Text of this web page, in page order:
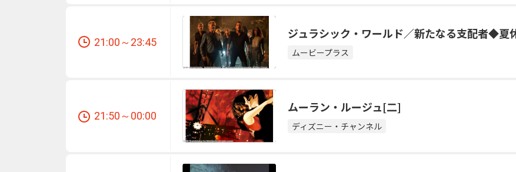
21:00～23:45
ジュラシック・ワールド／新たなる支配者◆
ムービープラス
21:50～00:00
ムーラン・ルージュ[二]
ディズニー・チャンネル